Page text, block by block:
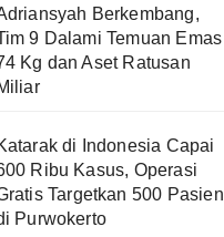
Berkembang,
9 Dalami Temuan Emas
Kg dan Aset Ratusan
di Indonesia Capai
Ribu Kasus, Operasi
Targetkan 500 Pasien
Purwokerto